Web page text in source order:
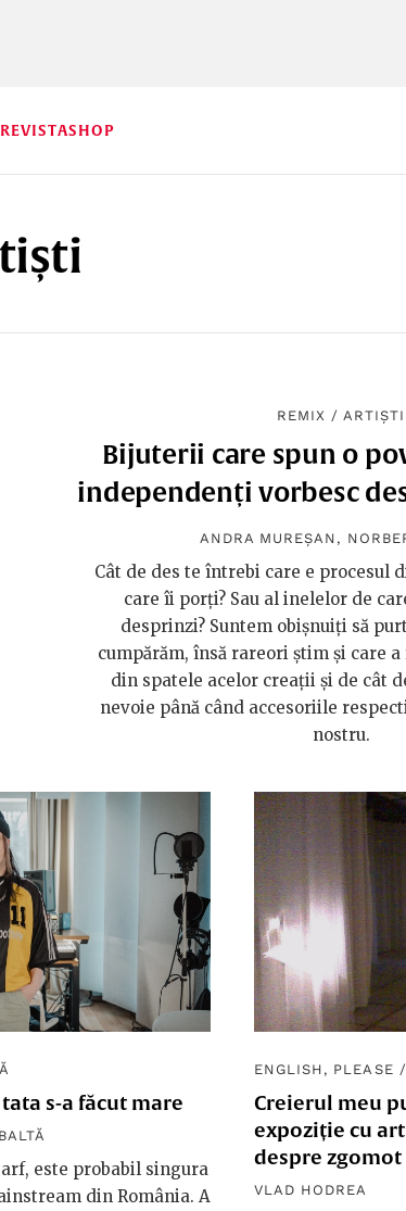
REVISTASHOP
REMIX / ARTIȘTI
Bijuterii care spun o
independenți vorbesc
ANDRA MUREȘAN ,
Cât de des te întrebi care e procesul
care îi porți? Sau al inelelor de
desprinzi? Suntem obișnuiți să
cumpărăm, însă rareori știm și care
din spatele acelor creații și de cât
nevoie până când accesoriile
nostru.
s-a făcut mare
este probabil singura
din România. A
ENGLISH, PLEASE /
Creierul meu
expoziție cu
despre
VLAD HODREA